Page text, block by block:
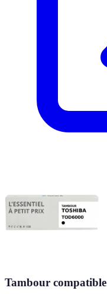
Tambour compatible